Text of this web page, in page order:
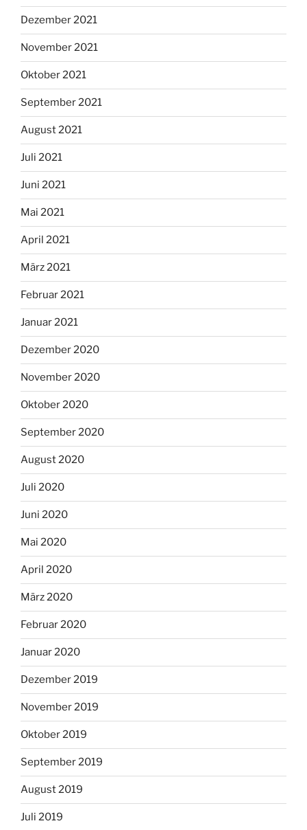
Dezember 2021
November 2021
Oktober 2021
September 2021
August 2021
Juli 2021
Juni 2021
Mai 2021
April 2021
März 2021
Februar 2021
Januar 2021
Dezember 2020
November 2020
Oktober 2020
September 2020
August 2020
Juli 2020
Juni 2020
Mai 2020
April 2020
März 2020
Februar 2020
Januar 2020
Dezember 2019
November 2019
Oktober 2019
September 2019
August 2019
Juli 2019